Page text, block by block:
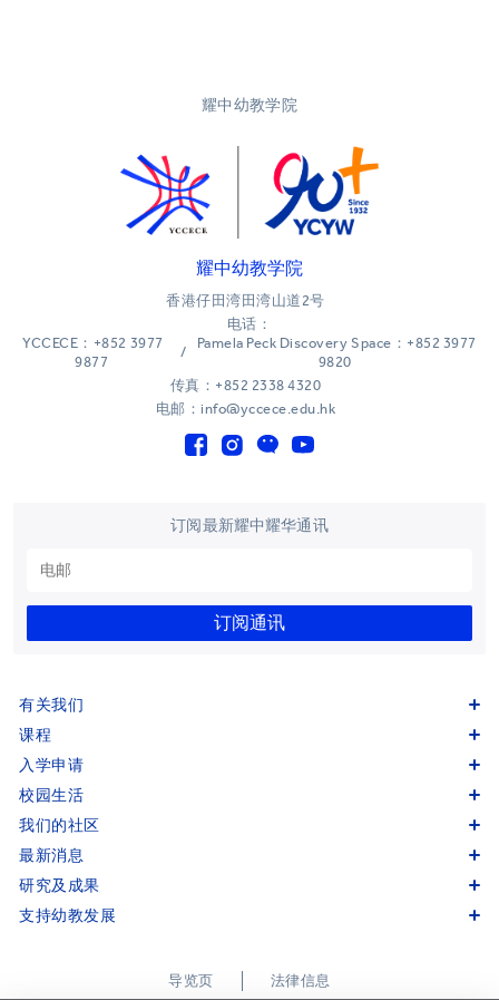
耀中幼教学院
耀中幼教学院
香港仔田湾田湾山道2号
电话：
YCCECE：+852 3977
9877
/
Pamela Peck Discovery Space：+852 3977
9820
传真：+852 2338 4320
电邮：info@yccece.edu.hk
订阅最新耀中耀华通讯
订阅通讯
有关我们
课程
入学申请
校园生活
我们的社区
最新消息
研究及成果
支持幼教发展
导览页 法律信息